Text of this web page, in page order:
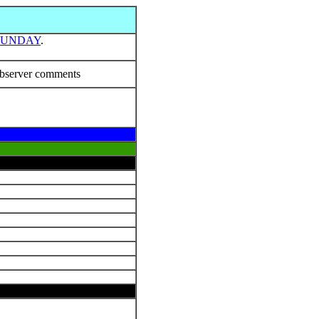
.
comments